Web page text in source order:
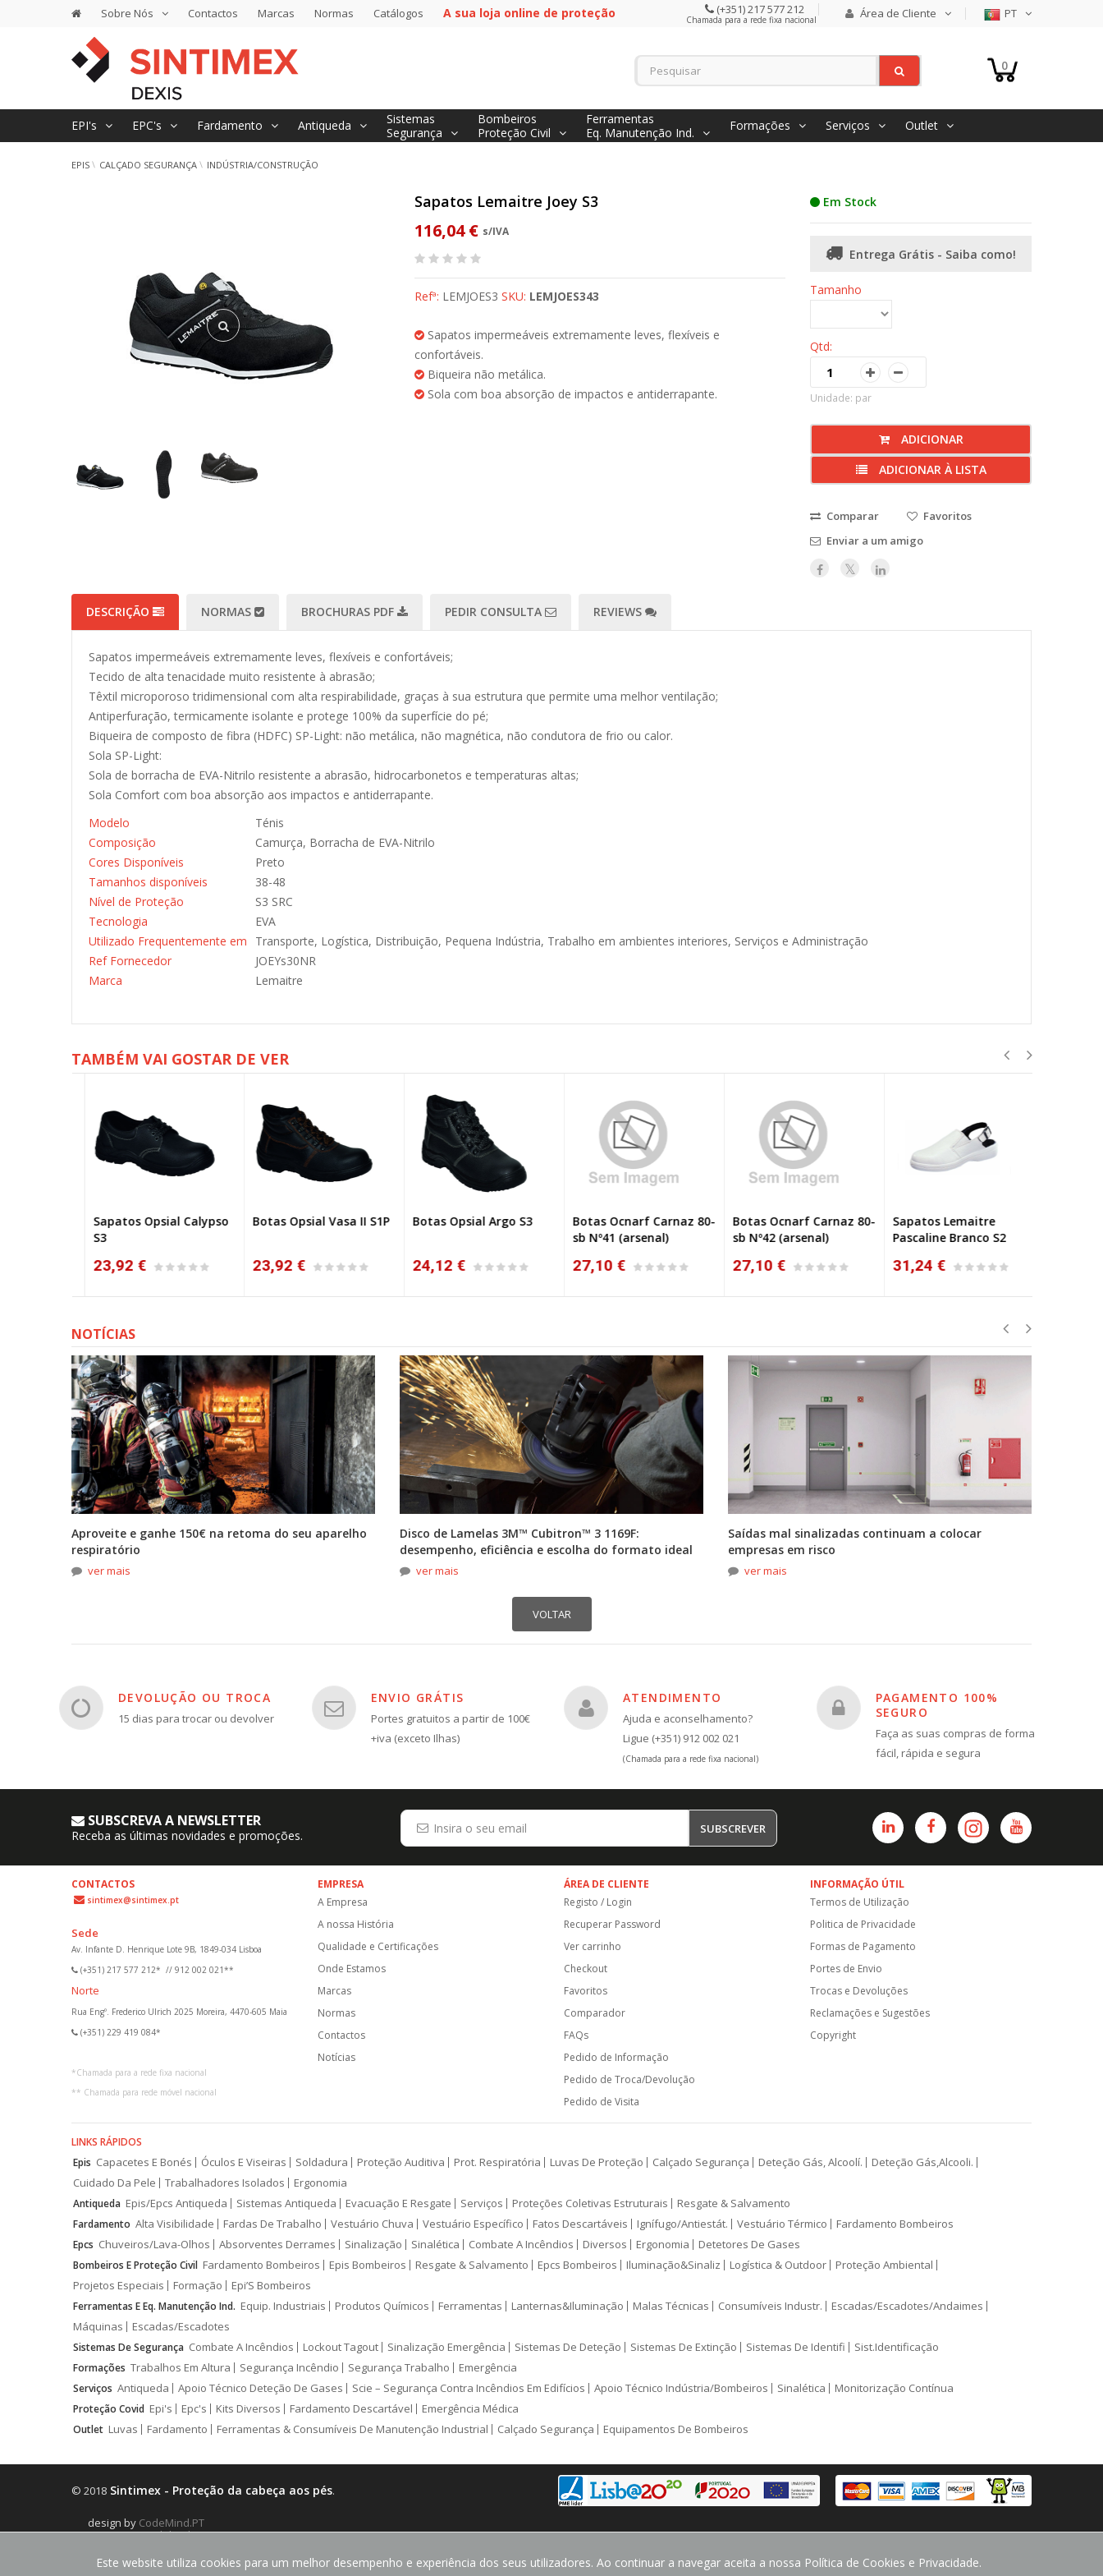
Este website utiliza cookies para um melhor desempenho e experiência dos seus utilizadores. Ao continuar a navegar aceita a nossa Política de Cookies e Privacidade.
Sobre Nós Contactos Marcas Normas Catálogos A sua loja online de proteção (+351) 217 577 212
Chamada para a rede fixa nacional Área de Cliente PT
0
EPI's EPC's Fardamento Antiqueda
Sistemas
Segurança
Bombeiros
Proteção Civil
Ferramentas
Eq. Manutenção Ind.
Formações Serviços Outlet
EPIS CALÇADO SEGURANÇA INDÚSTRIA/CONSTRUÇÃO
Sapatos Lemaitre Joey S3
116,04 € s/IVA
Refª: LEMJOES3 SKU: LEMJOES343
Sapatos impermeáveis extremamente leves, flexíveis e
confortáveis.
Biqueira não metálica.
Sola com boa absorção de impactos e antiderrapante.
Em Stock
Entrega Grátis - Saiba como!
Tamanho
Qtd:
Unidade: par
ADICIONAR
ADICIONAR À LISTA
Comparar
Favoritos
Enviar a um amigo
DESCRIÇÃO NORMAS BROCHURAS PDF PEDIR CONSULTA REVIEWS
Sapatos impermeáveis extremamente leves, flexíveis e confortáveis;
Tecido de alta tenacidade muito resistente à abrasão;
Têxtil microporoso tridimensional com alta respirabilidade, graças à sua estrutura que permite uma melhor ventilação;
Antiperfuração, termicamente isolante e protege 100% da superfície do pé;
Biqueira de composto de fibra (HDFC) SP-Light: não metálica, não magnética, não condutora de frio ou calor.
Sola SP-Light:
Sola de borracha de EVA-Nitrilo resistente a abrasão, hidrocarbonetos e temperaturas altas;
Sola Comfort com boa absorção aos impactos e antiderrapante.
Modelo
Ténis
Composição
Camurça, Borracha de EVA-Nitrilo
Cores Disponíveis
Preto
Tamanhos disponíveis
38-48
Nível de Proteção
S3 SRC
Tecnologia
EVA
Utilizado Frequentemente em
Transporte, Logística, Distribuição, Pequena Indústria, Trabalho em ambientes interiores, Serviços e Administração
Ref Fornecedor
JOEYs30NR
Marca
Lemaitre
TAMBÉM VAI GOSTAR DE VER
Sapatos Opsial Calypso
S3
23,92 €
NOVO
Botas Opsial Vasa II S1P
23,92 €
Botas Opsial Argo S3
24,12 €
Botas Ocnarf Carnaz 80-
sb Nº41 (arsenal)
27,10 €
Botas Ocnarf Carnaz 80-
sb Nº42 (arsenal)
27,10 €
Sapatos Lemaitre
Pascaline Branco S2
31,24 €
NOTÍCIAS
Aproveite e ganhe 150€ na retoma do seu aparelho
respiratório
ver mais
Disco de Lamelas 3M™ Cubitron™ 3 1169F:
desempenho, eficiência e escolha do formato ideal
ver mais
Saídas mal sinalizadas continuam a colocar
empresas em risco
ver mais
DEVOLUÇÃO OU TROCA
15 dias para trocar ou devolver
ENVIO GRÁTIS
Portes gratuitos a partir de 100€
+iva (exceto Ilhas)
ATENDIMENTO
Ajuda e aconselhamento?
Ligue (+351) 912 002 021
(Chamada para a rede fixa nacional)
PAGAMENTO 100%
SEGURO
Faça as suas compras de forma
fácil, rápida e segura
SUBSCREVA A NEWSLETTER
Receba as últimas novidades e promoções. SUBSCREVER
CONTACTOS
sintimex@sintimex.pt
Sede
Av. Infante D. Henrique Lote 9B, 1849-034 Lisboa
(+351) 217 577 212* // 912 002 021**
Norte
Rua Engº. Frederico Ulrich 2025 Moreira, 4470-605 Maia
(+351) 229 419 084*
*Chamada para a rede fixa nacional
** Chamada para rede móvel nacional
EMPRESA
A Empresa
A nossa História
Qualidade e Certificações
Onde Estamos
Marcas
Normas
Contactos
Notícias
ÁREA DE CLIENTE
Registo / Login
Recuperar Password
Ver carrinho
Checkout
Favoritos
Comparador
FAQs
Pedido de Informação
Pedido de Troca/Devolução
Pedido de Visita
INFORMAÇÃO ÚTIL
Termos de Utilização
Politica de Privacidade
Formas de Pagamento
Portes de Envio
Trocas e Devoluções
Reclamações e Sugestões
Copyright
LINKS RÁPIDOS
Epis Capacetes E Bonés Óculos E Viseiras Soldadura Proteção Auditiva Prot. Respiratória Luvas De Proteção Calçado Segurança Deteção Gás, Alcoolí.
Deteção Gás,Alcooli.
Cuidado Da Pele
Trabalhadores Isolados Ergonomia
Antiqueda Epis/Epcs Antiqueda Sistemas Antiqueda Evacuação E Resgate Serviços Proteções Coletivas Estruturais Resgate & Salvamento
Fardamento Alta Visibilidade Fardas De Trabalho Vestuário Chuva Vestuário Específico Fatos Descartáveis Ignífugo/Antiestát. Vestuário Térmico Fardamento Bombeiros
Epcs Chuveiros/Lava-Olhos Absorventes Derrames Sinalização Sinalética Combate A Incêndios Diversos Ergonomia Detetores De Gases
Bombeiros E Proteção Civil Fardamento Bombeiros Epis Bombeiros Resgate & Salvamento Epcs Bombeiros Iluminação&Sinaliz Logística & Outdoor
Proteção Ambiental
Projetos Especiais
Formação Epi’S Bombeiros
Ferramentas E Eq. Manutenção Ind. Equip. Industriais Produtos Químicos Ferramentas Lanternas&Iluminação Malas Técnicas Consumíveis Industr.
Escadas/Escadotes/Andaimes
Máquinas
Escadas/Escadotes
Sistemas De Segurança Combate A Incêndios Lockout Tagout Sinalização Emergência Sistemas De Deteção Sistemas De Extinção Sistemas De Identifi Sist.Identificação
Formações Trabalhos Em Altura Segurança Incêndio Segurança Trabalho Emergência
Serviços Antiqueda Apoio Técnico Deteção De Gases Scie – Segurança Contra Incêndios Em Edifícios Apoio Técnico Indústria/Bombeiros Sinalética Monitorização Contínua
Proteção Covid Epi's Epc's Kits Diversos Fardamento Descartável Emergência Médica
Outlet Luvas Fardamento Ferramentas & Consumíveis De Manutenção Industrial Calçado Segurança Equipamentos De Bombeiros
© 2018 Sintimex - Proteção da cabeça aos pés.
design by CodeMind.PT
Parceiro Digital desde 2018 Top 5% PME